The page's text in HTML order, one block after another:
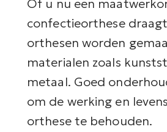
Of u nu een
confectieorthese
orthesen worden
materialen zoals
metaal. Goed
om de werking en
orthese te behouden.